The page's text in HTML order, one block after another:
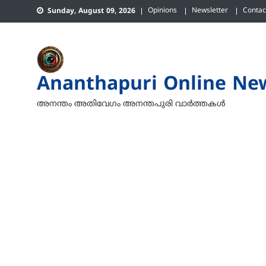
to
Sunday, August 09, 2026 Opinions Newsletter
Ananthapuri Online
അനന്തം അതിവേഗം അനന്തപുരി വാര്‍ത്തകള്‍